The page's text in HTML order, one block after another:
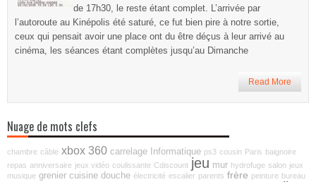
de 17h30, le reste étant complet. L’arrivée par
l’autoroute au Kinépolis été saturé, ce fut bien pire à notre sortie,
ceux qui pensait avoir une place ont du être déçus à leur arrivé au
cinéma, les séances étant complètes jusqu’au Dimanche
Read More
Nuage de mots clefs
chambre câble xbox 360 carrelage Informatique ps3 cousin Paris baignoire
repas anniversaire jeux vidéo coulissante Cdiscount jeu mur hydrofuge salon jeux
musique grenier cuisine douche électricité escalier parents frère peinture bureau